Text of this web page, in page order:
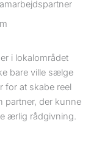
i lokalområdet
bare ville sælge
for at skabe reel
partner, der kunne
ærlig rådgivning.